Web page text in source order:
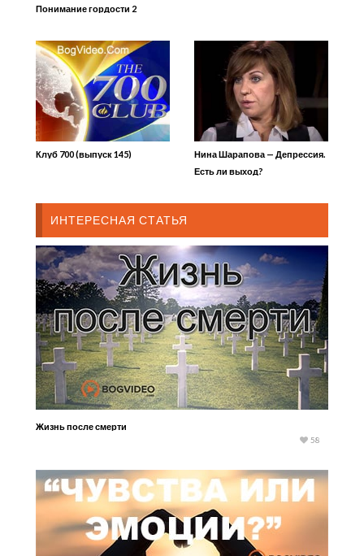
Понимание гордости 2
Клуб 700 (выпуск 145)
Нина Шарапова — Депрессия.
Есть ли выход?
ИНТЕРЕСНАЯ СТАТЬЯ
Жизнь после смерти
58